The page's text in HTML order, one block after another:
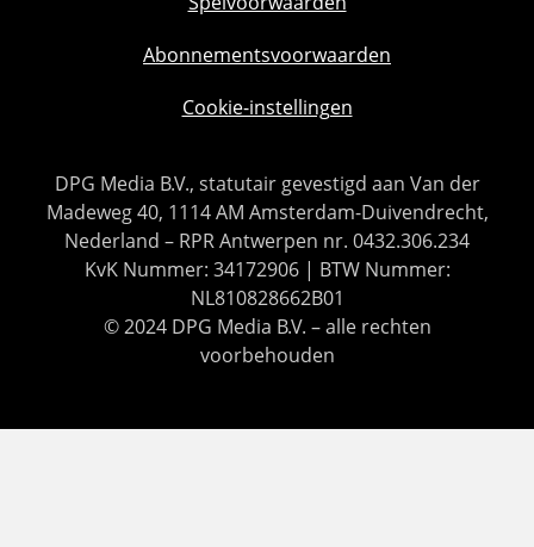
Abonnementsvoorwaarden
Cookie-instellingen
DPG Media B.V., statutair gevestigd aan Van der
Madeweg 40, 1114 AM Amsterdam-Duivendrecht,
Nederland – RPR Antwerpen nr. 0432.306.234
KvK Nummer: 34172906 | BTW Nummer:
NL810828662B01
© 2024 DPG Media B.V. – alle rechten
voorbehouden